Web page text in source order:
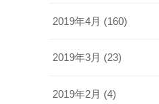
2019年4月 (160)
2019年3月 (23)
2019年2月 (4)